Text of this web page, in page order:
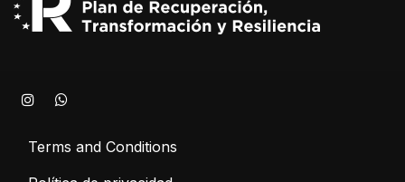
Terms and Conditions